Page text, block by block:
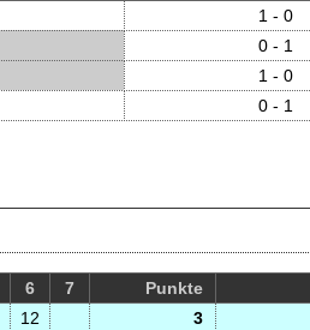
1 - 0
0 - 1
1 - 0
0 - 1
6 7 Punkte
12 3